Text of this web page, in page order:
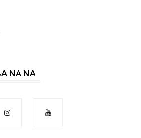
NA NA